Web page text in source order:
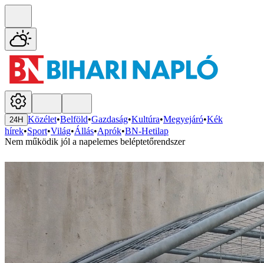
24H Közélet•Belföld•Gazdaság•Kultúra•Megyejáró•Kék
hírek•Sport•Világ•Állás•Aprók•BN-Hetilap
Nem működik jól a napelemes beléptetőrendszer